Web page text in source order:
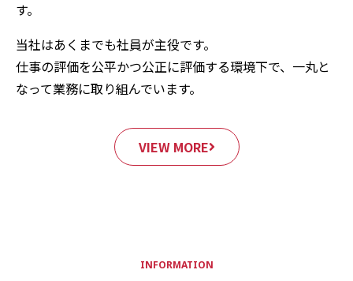
す。
当社はあくまでも社員が主役です。
仕事の評価を公平かつ公正に評価する環境下で、一丸と
なって業務に取り組んでいます。
VIEW MORE
INFORMATION